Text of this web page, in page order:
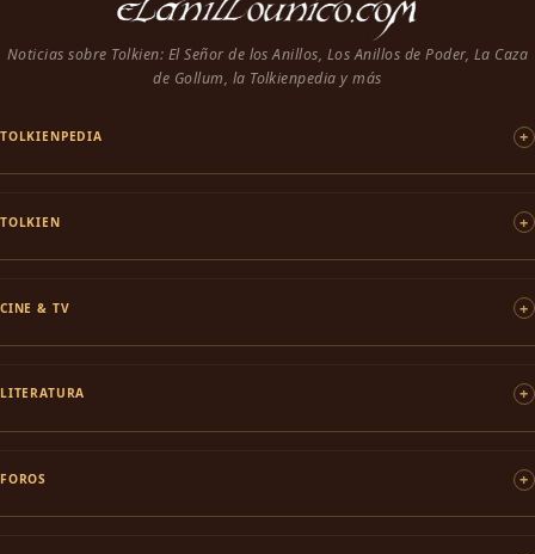
Noticias sobre Tolkien: El Señor de los Anillos, Los Anillos de Poder, La Caza
de Gollum, la Tolkienpedia y más
TOLKIENPEDIA
TOLKIEN
CINE & TV
LITERATURA
FOROS